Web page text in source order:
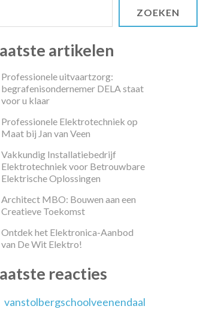
ZOEKEN
artikelen
Professionele uitvaartzorg:
begrafenisondernemer DELA staat
voor u klaar
Professionele Elektrotechniek op
Maat bij Jan van Veen
Vakkundig Installatiebedrijf
Elektrotechniek voor Betrouwbare
Elektrische Oplossingen
Architect MBO: Bouwen aan een
Creatieve Toekomst
Ontdek het Elektronica-Aanbod
van De Wit Elektro!
reacties
vanstolbergschoolveenendaal